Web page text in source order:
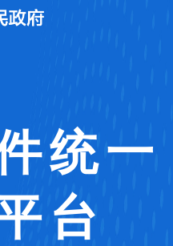
统一
台